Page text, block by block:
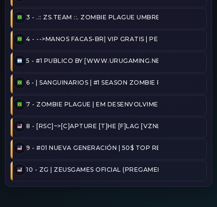
3 - .:: ZS.TEAM ::. ZOMBIE PLAGUE UMBRELLA [VIP-FREE]
4 - -->MANOS FACAS-BR| VIP GRATIS | PEGA BANDEIRA -
5 - #1 PUBLICO BY [WWW.URUGAMING.NET]
6 - | SANGUINARIOS | #1 SEASON ZOMBIE PLAGUE@2026/
7 - ZOMBIE PLAGUE | EM DESENVOLVIMENTO
8 - [RSC]~>[C]APTURE [T]HE [F]LAG [VZNLA]
9 - #01 NUEVA GENERACIÓN | 50$ TOP REINICIADO
10 - ZG | ZEUSGAMES OFICIAL (PREGAMER)